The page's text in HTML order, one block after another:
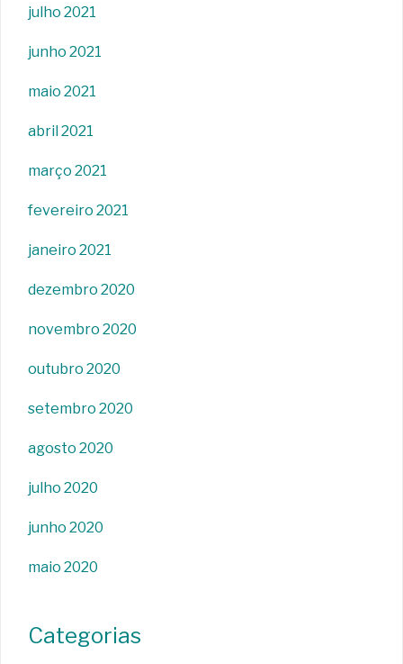
julho 2021
junho 2021
maio 2021
abril 2021
março 2021
fevereiro 2021
janeiro 2021
dezembro 2020
novembro 2020
outubro 2020
setembro 2020
agosto 2020
julho 2020
junho 2020
maio 2020
Categorias